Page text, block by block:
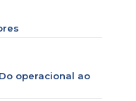
operacional ao